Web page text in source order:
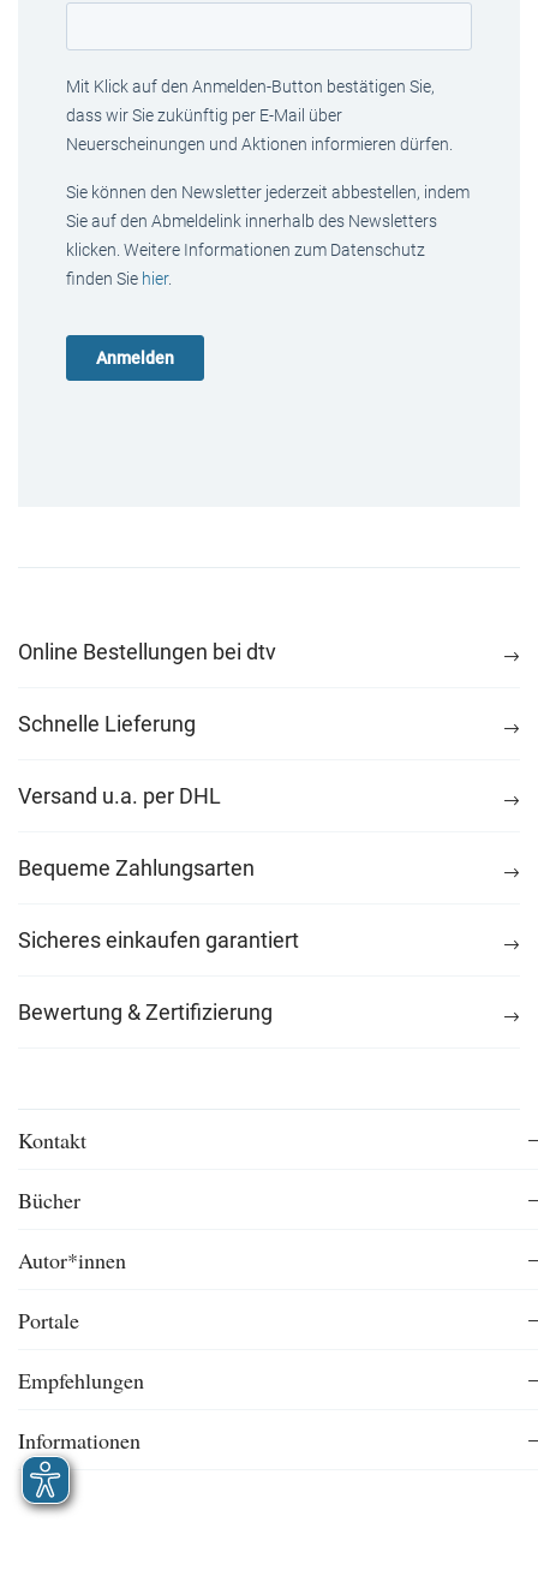
Mit Klick auf den Anmelden-Button bestätigen Sie,
dass wir Sie zukünftig per E-Mail über
Neuerscheinungen und Aktionen informieren dürfen.
Sie können den Newsletter jederzeit abbestellen, indem
Sie auf den Abmeldelink innerhalb des Newsletters
klicken. Weitere Informationen zum Datenschutz
finden Sie hier.
Online Bestellungen bei dtv
Schnelle Lieferung
Versand u.a. per DHL
Bequeme Zahlungsarten
Sicheres einkaufen garantiert
Bewertung & Zertifizierung
Kontakt
Bücher
Autor*innen
Portale
Empfehlungen
Informationen